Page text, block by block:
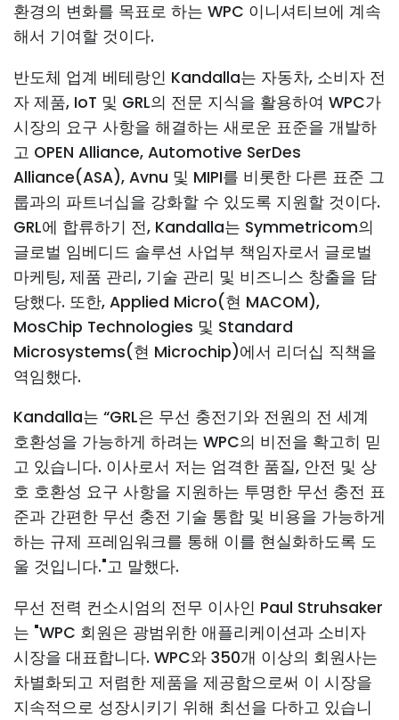
환경의 변화를 목표로 하는 WPC 이니셔티브에 계속
해서 기여할 것이다.
반도체 업계 베테랑인 Kandalla는 자동차, 소비자 전
자 제품, IoT 및 GRL의 전문 지식을 활용하여 WPC가
시장의 요구 사항을 해결하는 새로운 표준을 개발하
고 OPEN Alliance, Automotive SerDes
Alliance(ASA), Avnu 및 MIPI를 비롯한 다른 표준 그
룹과의 파트너십을 강화할 수 있도록 지원할 것이다.
GRL에 합류하기 전, Kandalla는 Symmetricom의
글로벌 임베디드 솔루션 사업부 책임자로서 글로벌
마케팅, 제품 관리, 기술 관리 및 비즈니스 창출을 담
당했다. 또한, Applied Micro(현 MACOM),
MosChip Technologies 및 Standard
Microsystems(현 Microchip)에서 리더십 직책을
역임했다.
Kandalla는 “GRL은 무선 충전기와 전원의 전 세계
호환성을 가능하게 하려는 WPC의 비전을 확고히 믿
고 있습니다. 이사로서 저는 엄격한 품질, 안전 및 상
호 호환성 요구 사항을 지원하는 투명한 무선 충전 표
준과 간편한 무선 충전 기술 통합 및 비용을 가능하게
하는 규제 프레임워크를 통해 이를 현실화하도록 도
울 것입니다."고 말했다.
무선 전력 컨소시엄의 전무 이사인 Paul Struhsaker
는 "WPC 회원은 광범위한 애플리케이션과 소비자
시장을 대표합니다. WPC와 350개 이상의 회원사는
차별화되고 저렴한 제품을 제공함으로써 이 시장을
지속적으로 성장시키기 위해 최선을 다하고 있습니